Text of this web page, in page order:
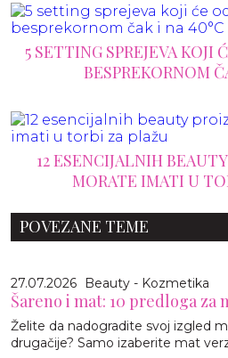
5 SETTING SPREJEVA KOJI
BESPREKORNOM
12 ESENCIJALNIH
MORATE IMATI U
POVEZANE TEME
27.07.2026 Beauty - Kozmetika
Šareno i mat: 10 predloga
Želite da nadogradite svoj izgled
drugačije? Samo izaberite mat